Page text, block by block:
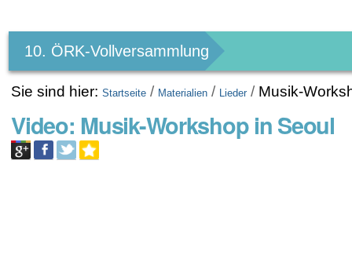
Werkzeuge
10. ÖRK-Vollversammlung
Sie sind hier: Startseite / Materialien / Lieder / Musik-
Video: Musik-Workshop in Seoul